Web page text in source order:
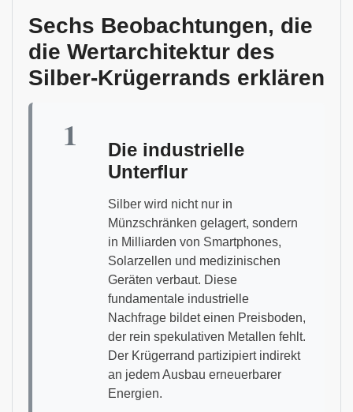
Sechs Beobachtungen, die
die Wertarchitektur des
Silber-Krügerrands erklären
1
Die industrielle
Unterflur
Silber wird nicht nur in
Münzschränken gelagert, sondern
in Milliarden von Smartphones,
Solarzellen und medizinischen
Geräten verbaut. Diese
fundamentale industrielle
Nachfrage bildet einen Preisboden,
der rein spekulativen Metallen fehlt.
Der Krügerrand partizipiert indirekt
an jedem Ausbau erneuerbarer
Energien.